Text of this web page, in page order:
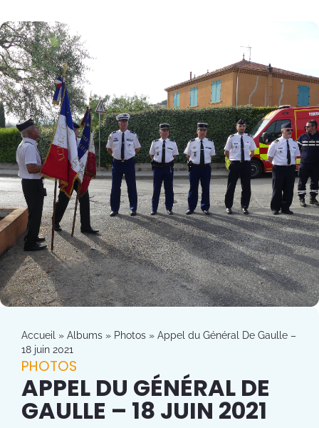
Accueil » Albums » Photos » Appel du Général De Gaulle –
18 juin 2021
PHOTOS
APPEL DU GÉNÉRAL DE
GAULLE – 18 JUIN 2021